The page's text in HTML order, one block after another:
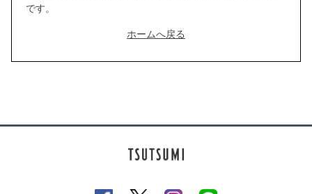
です。
ホームへ戻る